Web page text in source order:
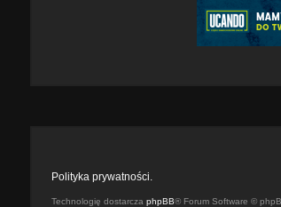
Polityka prywatności.
Technologię dostarcza phpBB® Forum Software ©